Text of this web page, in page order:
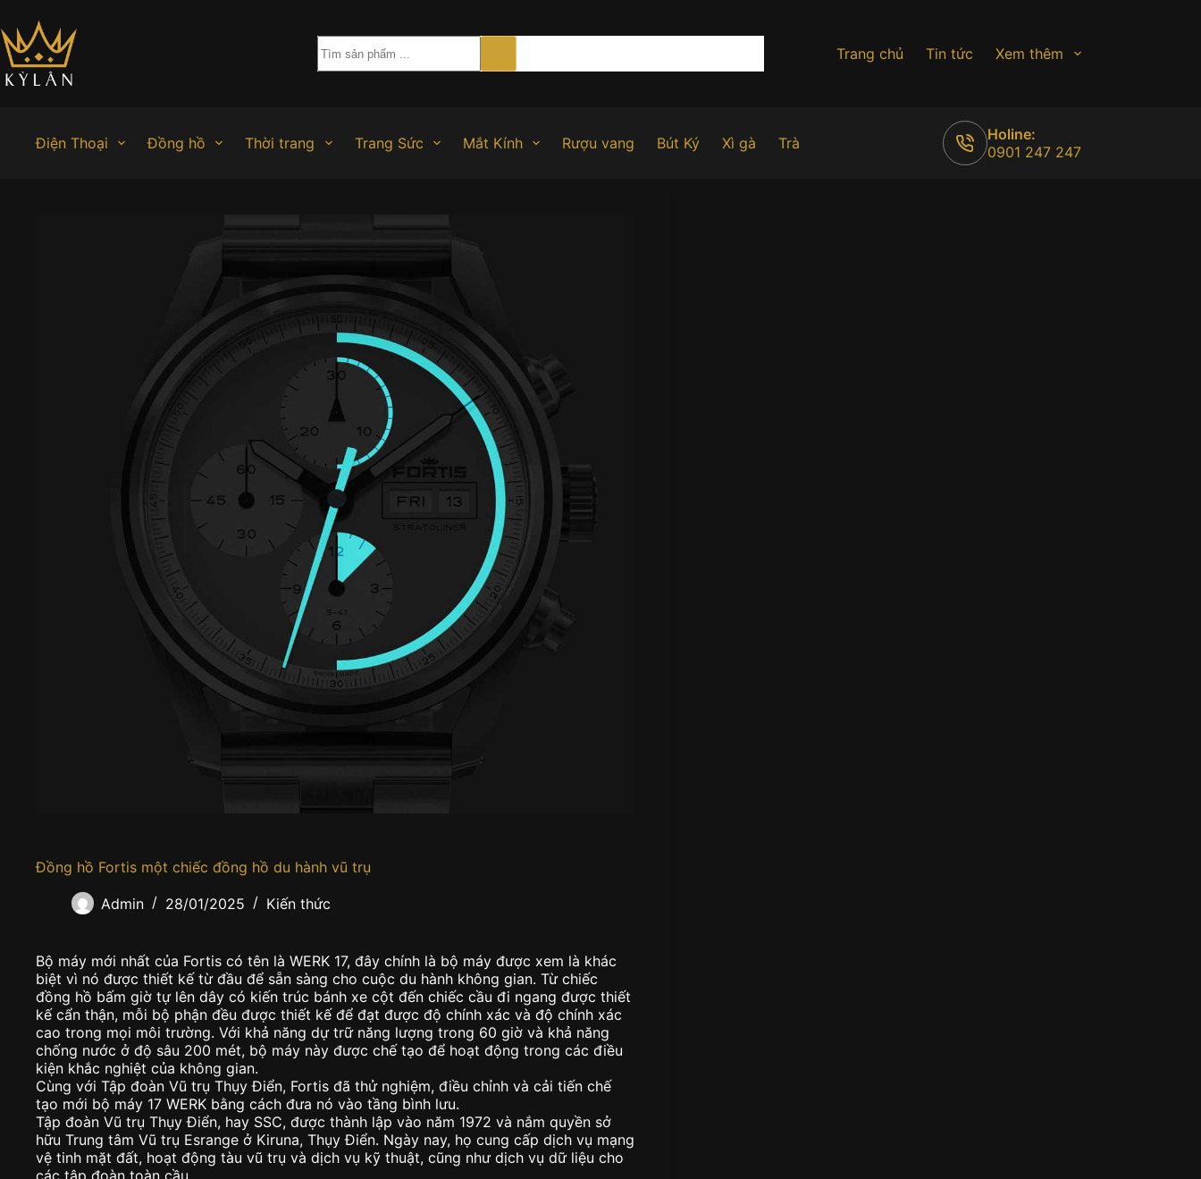
đến
phần
nội
dung
Trang chủ Tin tức Xem thêm
Điện Thoại Đồng hồ Thời trang Trang Sức Mắt Kính Rượu vang Bút Ký Xì gà Trà
Holine:
0901 247 247
Đồng hồ Fortis một chiếc đồng hồ du hành vũ trụ
Admin 28/01/2025 Kiến thức
Bộ máy mới nhất của Fortis có tên là WERK 17, đây chính là bộ máy được xem là khác
biệt vì nó được thiết kế từ đầu để sẵn sàng cho cuộc du hành không gian. Từ chiếc
đồng hồ bấm giờ tự lên dây có kiến trúc bánh xe cột đến chiếc cầu đi ngang được thiết
kế cẩn thận, mỗi bộ phận đều được thiết kế để đạt được độ chính xác và độ chính xác
cao trong mọi môi trường. Với khả năng dự trữ năng lượng trong 60 giờ và khả năng
chống nước ở độ sâu 200 mét, bộ máy này được chế tạo để hoạt động trong các điều
kiện khắc nghiệt của không gian.
Cùng với Tập đoàn Vũ trụ Thụy Điển, Fortis đã thử nghiệm, điều chỉnh và cải tiến chế
tạo mới bộ máy 17 WERK bằng cách đưa nó vào tầng bình lưu.
Tập đoàn Vũ trụ Thụy Điển, hay SSC, được thành lập vào năm 1972 và nắm quyền sở
hữu Trung tâm Vũ trụ Esrange ở Kiruna, Thụy Điển. Ngày nay, họ cung cấp dịch vụ mạng
vệ tinh mặt đất, hoạt động tàu vũ trụ và dịch vụ kỹ thuật, cũng như dịch vụ dữ liệu cho
các tập đoàn toàn cầu.